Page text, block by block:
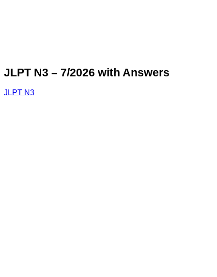
JLPT N3 – 7/2026 with Answers
JLPT N3